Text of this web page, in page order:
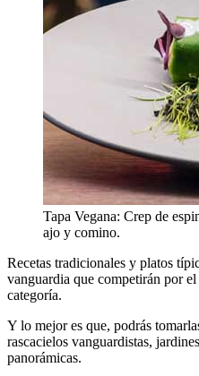
Tapa Vegana: Crep de
ajo y comino.
Recetas tradicionales y platos
vanguardia que competirán por
categoría.
Y lo mejor es que, podrás
rascacielos vanguardistas,
panorámicas.